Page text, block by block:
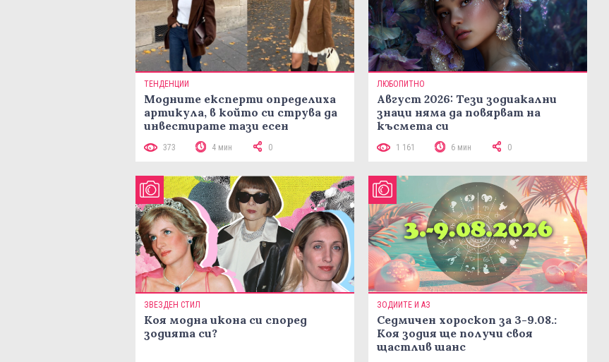
ТЕНДЕНЦИИ
Модните експерти определиха
артикула, в който си струва да
инвестирате тази есен
373 4 мин 0
ЛЮБОПИТНО
Август 2026: Тези зодиакални
знаци няма да повярват на
късмета си
1 161 6 мин 0
ЗВЕЗДЕН СТИЛ
Коя модна икона си според
зодията си?
ЗОДИИТЕ И АЗ
Седмичен хороскоп за 3-9.08.:
Коя зодия ще получи своя
щастлив шанс